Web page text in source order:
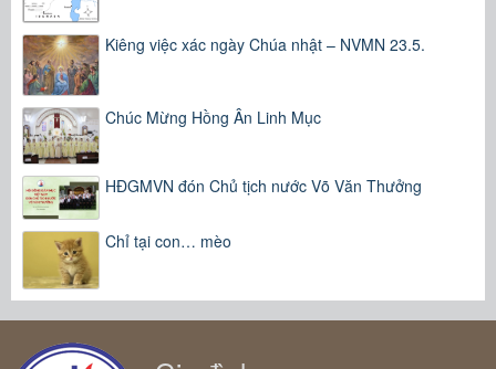
Kiêng việc xác ngày Chúa nhật – NVMN 23.5.
Chúc Mừng Hồng Ân Linh Mục
HĐGMVN đón Chủ tịch nước Võ Văn Thưởng
Chỉ tại con… mèo